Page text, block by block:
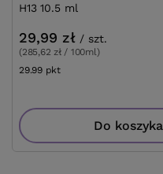
H13 10.5 ml
29,99 zł / szt.
(285,62 zł / 100ml)
29.99 pktpunktów
Do koszyka